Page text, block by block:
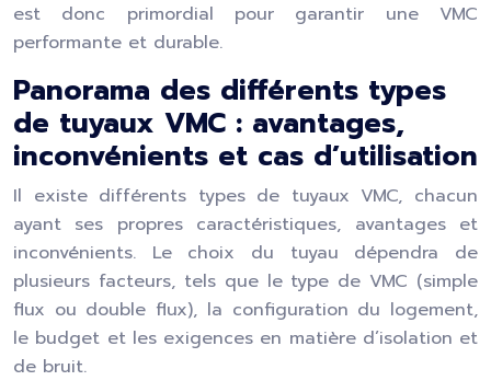
est donc primordial pour garantir une VMC
performante et durable.
Panorama des différents types
de tuyaux VMC : avantages,
inconvénients et cas d’utilisation
Il existe différents types de tuyaux VMC, chacun
ayant ses propres caractéristiques, avantages et
inconvénients. Le choix du tuyau dépendra de
plusieurs facteurs, tels que le type de VMC (simple
flux ou double flux), la configuration du logement,
le budget et les exigences en matière d’isolation et
de bruit.